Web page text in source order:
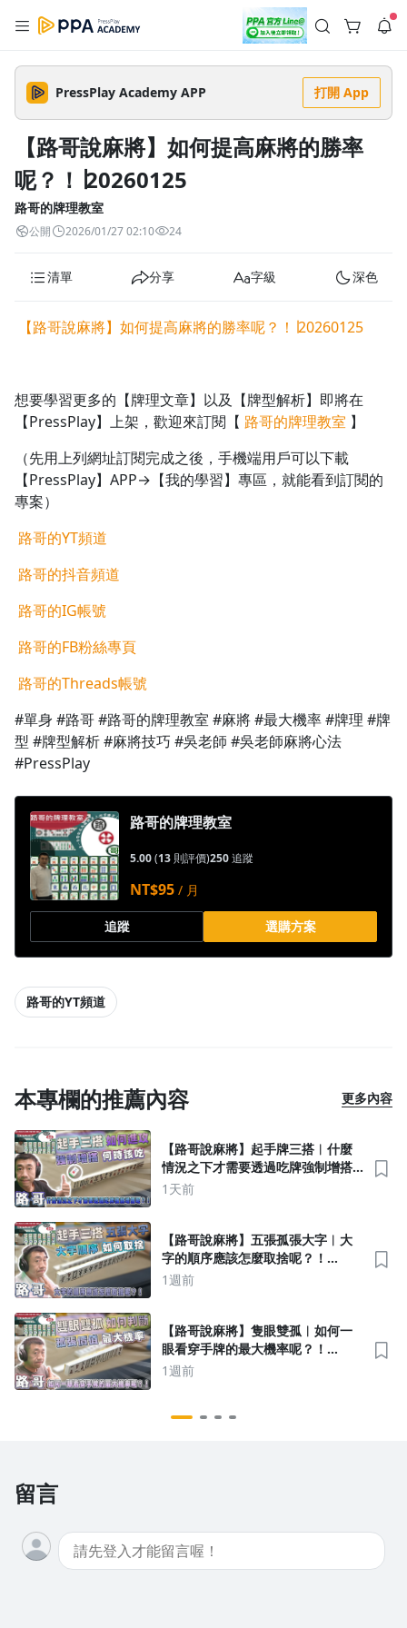
註冊領取 上千元優惠券！
公告
🌞 PPA 避暑津貼．冷氣房升級｜期間快閃活動
🥵 酷暑限時快閃｜單筆滿 NT$2,500 現折 NT$300、再贈最高
2% 點數回饋！🚀 酷暑來襲．偷偷在冷氣房升級 📈⭐️ 【冷氣房
進修 限時開跑】◾單筆滿 NT$2,500 現折 NT$300◾活動期間：
即日起 - 8/13（只有一週）-📣 酷暑季好康 \ 再加碼 /→ 點數回饋
無上限🔥購買任一課程 or 訂閱✅ 消費即享回饋 1% 點數✅ 滿
$5,000 回饋 2% 點數🎁 此為 PPA 官方帳號 Line@ 專屬活動，加
入好友👉 享有「渠道專屬活動」及「個人化推播」！
5 天前
查看全部
PressPlay Academy APP 打開 App
【路哥說麻將】如何提高麻將的勝率
呢？！∣20260125
路哥的牌理教室
公開 2026/01/27 02:10 24
清單 分享 字級 深色
【路哥說麻將】如何提高麻將的勝率呢？！∣20260125
想要學習更多的【牌理文章】以及【牌型解析】即將在
【PressPlay】上架，歡迎來訂閱【 路哥的牌理教室 】
（先用上列網址訂閱完成之後，手機端用戶可以下載
【PressPlay】APP→【我的學習】專區，就能看到訂閱的
專案）
路哥的YT頻道
路哥的抖音頻道
路哥的IG帳號
路哥的FB粉絲專頁
路哥的Threads帳號
#單身 #路哥 #路哥的牌理教室 #麻將 #最大機率 #牌理 #牌
型 #牌型解析 #麻將技巧 #吳老師 #吳老師麻將心法
#PressPlay
路哥的牌理教室
5.00(13 則評價)250追蹤
NT$95 / 月
追蹤 選購方案
路哥的YT頻道
本專欄的推薦內容 更多內容
【路哥說麻將】起手牌三搭︱什麼
情況之下才需要透過吃牌強制增搭
呢？！∣20260808
1天前
【路哥說麻將】五張孤張大字︱大
字的順序應該怎麼取捨呢？！
∣20260801
1週前
【路哥說麻將】隻眼雙孤︱如何一
眼看穿手牌的最大機率呢？！
∣20260729
1週前
留言
--:-- --:--
2.0x
1.75x
1.25x
1.0x
0.75x
追蹤列表
去逛逛
返回播放器
清除全部